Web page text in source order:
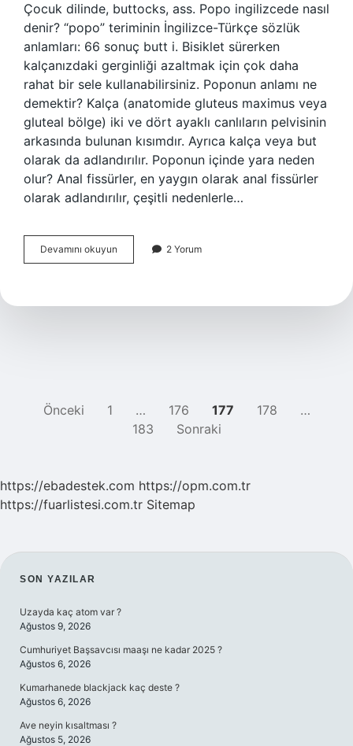
Çocuk dilinde, buttocks, ass. Popo ingilizcede nasıl
denir? “popo” teriminin İngilizce-Türkçe sözlük
anlamları: 66 sonuç butt i. Bisiklet sürerken
kalçanızdaki gerginliği azaltmak için çok daha
rahat bir sele kullanabilirsiniz. Poponun anlamı ne
demektir? Kalça (anatomide gluteus maximus veya
gluteal bölge) iki ve dört ayaklı canlıların pelvisinin
arkasında bulunan kısımdır. Ayrıca kalça veya but
olarak da adlandırılır. Poponun içinde yara neden
olur? Anal fissürler, en yaygın olarak anal fissürler
olarak adlandırılır, çeşitli nedenlerle…
Devamını okuyun
Kelimesinin
2 Yorum
YAZI
SAYFALAMASI
Önceki 1 … 176 177 178
…
183
Sonraki
https://ebadestek.com https://opm.com.tr
https://fuarlistesi.com.tr Sitemap
SIDEBAR
SON YAZILAR
Uzayda kaç atom var ?
Ağustos 9, 2026
Cumhuriyet Başsavcısı maaşı ne kadar 2025 ?
Ağustos 6, 2026
Kumarhanede blackjack kaç deste ?
Ağustos 6, 2026
Ave neyin kısaltması ?
Ağustos 5, 2026